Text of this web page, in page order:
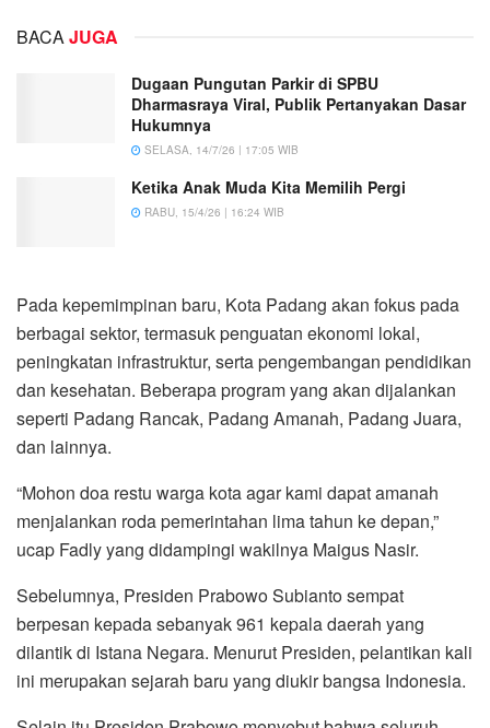
BACAJUGA
Dugaan Pungutan Parkir di SPBU
Dharmasraya Viral, Publik Pertanyakan Dasar
Hukumnya
SELASA, 14/7/26 | 17:05 WIB
Ketika Anak Muda Kita Memilih Pergi
RABU, 15/4/26 | 16:24 WIB
Pada kepemimpinan baru, Kota Padang akan fokus pada
berbagai sektor, termasuk penguatan ekonomi lokal,
peningkatan infrastruktur, serta pengembangan pendidikan
dan kesehatan. Beberapa program yang akan dijalankan
seperti Padang Rancak, Padang Amanah, Padang Juara,
dan lainnya.
“Mohon doa restu warga kota agar kami dapat amanah
menjalankan roda pemerintahan lima tahun ke depan,”
ucap Fadly yang didampingi wakilnya Maigus Nasir.
Sebelumnya, Presiden Prabowo Subianto sempat
berpesan kepada sebanyak 961 kepala daerah yang
dilantik di Istana Negara. Menurut Presiden, pelantikan kali
ini merupakan sejarah baru yang diukir bangsa Indonesia.